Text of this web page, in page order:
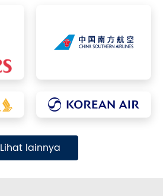
Lihat lainnya